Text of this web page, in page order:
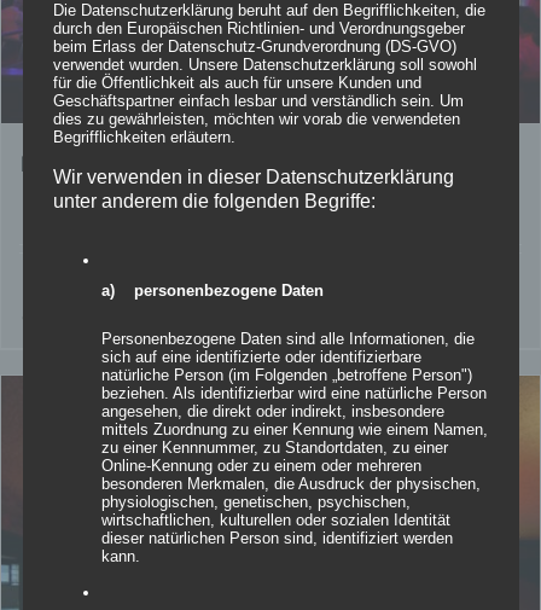
Easy Sculptures – easy Blob
Details
Die Datenschutzerklärung beruht auf den Begrifflichkeiten, die
durch den Europäischen Richtlinien- und Verordnungsgeber
beim Erlass der Datenschutz-Grundverordnung (DS-GVO)
verwendet wurden. Unsere Datenschutzerklärung soll sowohl
für die Öffentlichkeit als auch für unsere Kunden und
Geschäftspartner einfach lesbar und verständlich sein. Um
dies zu gewährleisten, möchten wir vorab die verwendeten
Begrifflichkeiten erläutern.
Wir verwenden in dieser Datenschutzerklärung
unter anderem die folgenden Begriffe:
a) personenbezogene Daten
Personenbezogene Daten sind alle Informationen, die
sich auf eine identifizierte oder identifizierbare
natürliche Person (im Folgenden „betroffene Person")
beziehen. Als identifizierbar wird eine natürliche Person
angesehen, die direkt oder indirekt, insbesondere
mittels Zuordnung zu einer Kennung wie einem Namen,
zu einer Kennnummer, zu Standortdaten, zu einer
Online-Kennung oder zu einem oder mehreren
besonderen Merkmalen, die Ausdruck der physischen,
physiologischen, genetischen, psychischen,
wirtschaftlichen, kulturellen oder sozialen Identität
dieser natürlichen Person sind, identifiziert werden
kann.